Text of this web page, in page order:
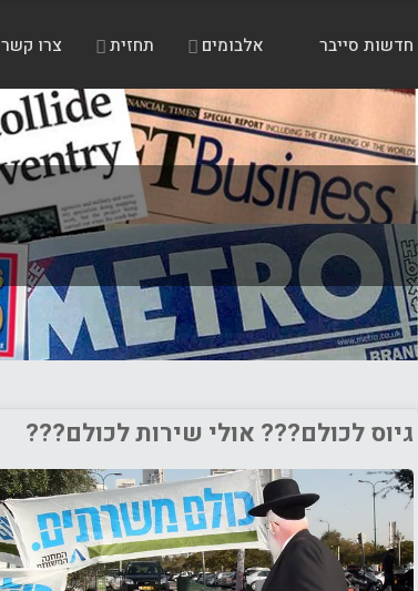
חדשות סייבר אלבומים תחזית צרו קשר
גיוס לכולם??? אולי שירות לכולם???
חברה/